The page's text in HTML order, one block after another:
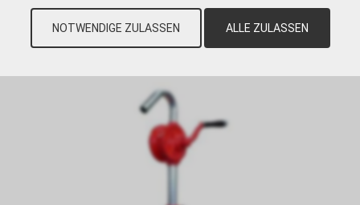
Sortieren nach:Standard |Nr|Bezeichnung | CHF
10 Artikel
NOTWENDIGE ZULASSEN ALLE ZULASSEN